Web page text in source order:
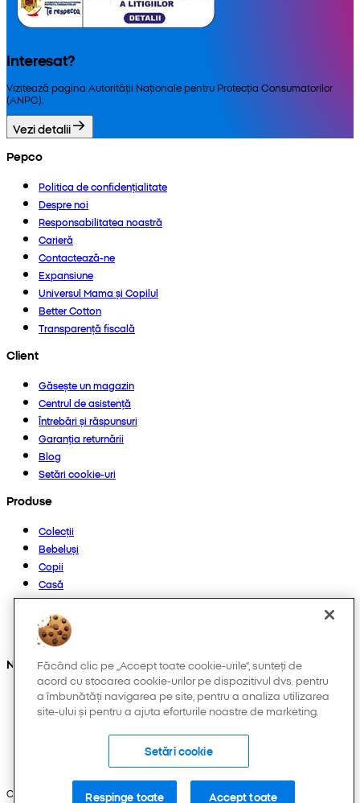
Interesat?
Vizitează pagina Autorității Naționale pentru Protecția Consumatorilor
(ANPC).
Vezi detalii
Pepco
Politica de confidențialitate
Despre noi
Responsabilitatea noastră
Carieră
Contactează-ne
Expansiune
Universul Mama și Copilul
Better Cotton
Transparență fiscală
Client
Găsește un magazin
Centrul de asistență
Întrebări și răspunsuri
Garanția returnării
Blog
Setări cookie-uri
Produse
Colecții
Bebeluși
Copii
Casă
Femei
Bărbați
Altele
Ne găsești și pe:
Copyright © 2026 Pepco. Toate drepturile rezervate.
Făcând clic pe „Accept toate cookie-urile”, sunteți de
acord cu stocarea cookie-urilor pe dispozitivul dvs. pentru
a îmbunătăți navigarea pe site, pentru a analiza utilizarea
site-ului și pentru a ajuta eforturile noastre de marketing.
Setări cookie
Respinge toate Accept toate